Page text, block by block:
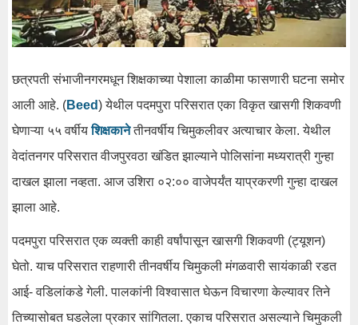
छत्रपती संभाजीनगरमधून शिक्षकाच्या पेशाला काळीमा फासणारी घटना समोर
आली आहे. (Beed) येथील पदमपुरा परिसरात एका विकृत खासगी शिकवणी
घेणाऱ्या ५५ वर्षीयशिक्षकाने तीनवर्षीय चिमुकलीवर अत्याचार केला. येथील
वेदांतनगर परिसरात वीजपुरवठा खंडित झाल्याने पोलिसांना मध्यरात्री गुन्हा
दाखल झाला नव्हता. आज उशिरा ०२:०० वाजेपर्यंत याप्रकरणी गुन्हा दाखल
झाला आहे.
पदमपुरा परिसरात एक व्यक्ती काही वर्षांपासून खासगी शिकवणी (ट्यूशन)
घेतो. याच परिसरात राहणारी तीनवर्षीय चिमुकली मंगळवारी सायंकाळी रडत
आई- वडिलांकडे गेली. पालकांनी विश्वासात घेऊन विचारणा केल्यावर तिने
तिच्यासोबत घडलेला प्रकार सांगितला. एकाच परिसरात असल्याने चिमुकली